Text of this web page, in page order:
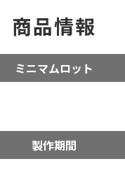
商品情報
ミニマムロット
製作期間